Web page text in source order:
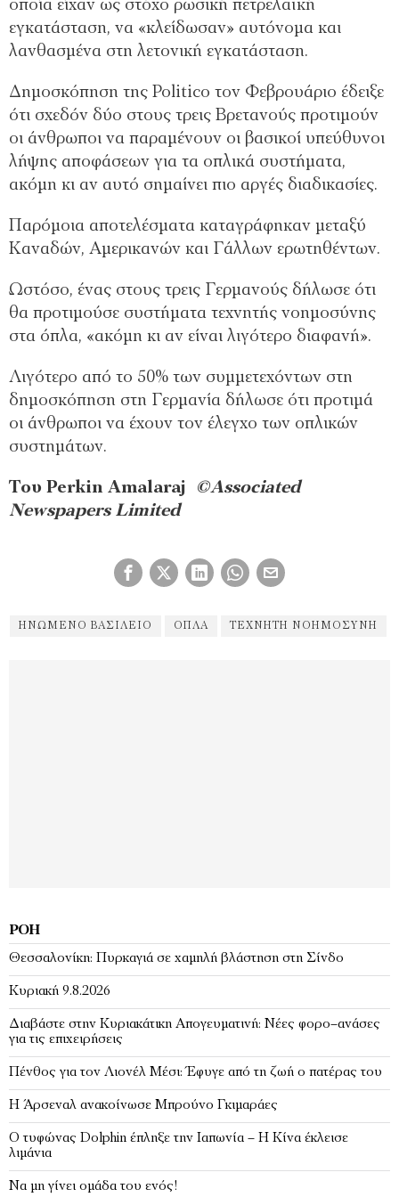
οποία είχαν ως στόχο ρωσική πετρελαϊκή
εγκατάσταση, να «κλείδωσαν» αυτόνομα και
λανθασμένα στη λετονική εγκατάσταση.
Δημοσκόπηση της Politico τον Φεβρουάριο έδειξε
ότι σχεδόν δύο στους τρεις Βρετανούς προτιμούν
οι άνθρωποι να παραμένουν οι βασικοί υπεύθυνοι
λήψης αποφάσεων για τα οπλικά συστήματα,
ακόμη κι αν αυτό σημαίνει πιο αργές διαδικασίες.
Παρόμοια αποτελέσματα καταγράφηκαν μεταξύ
Καναδών, Αμερικανών και Γάλλων ερωτηθέντων.
Ωστόσο, ένας στους τρεις Γερμανούς δήλωσε ότι
θα προτιμούσε συστήματα τεχνητής νοημοσύνης
στα όπλα, «ακόμη κι αν είναι λιγότερο διαφανή».
Λιγότερο από το 50% των συμμετεχόντων στη
δημοσκόπηση στη Γερμανία δήλωσε ότι προτιμά
οι άνθρωποι να έχουν τον έλεγχο των οπλικών
συστημάτων.
Του Perkin Amalaraj
©Associated
Newspapers Limited
ΗΝΩΜΈΝΟ ΒΑΣΊΛΕΙΟ ΌΠΛΑ ΤΕΧΝΗΤΗ ΝΟΗΜΟΣΥΝΗ
ΡΟΉ
Θεσσαλονίκη: Πυρκαγιά σε χαμηλή βλάστηση στη Σίνδο
Κυριακή 9.8.2026
Διαβάστε στην Κυριακάτικη Απογευματινή: Νέες φορο–ανάσες
για τις επιχειρήσεις
Πένθος για τον Λιονέλ Μέσι: Έφυγε από τη ζωή ο πατέρας του
Η Άρσεναλ ανακοίνωσε Μπρούνο Γκιμαράες
Ο τυφώνας Dolphin έπληξε την Ιαπωνία – H Κίνα έκλεισε
λιμάνια
Να μη γίνει ομάδα του ενός!